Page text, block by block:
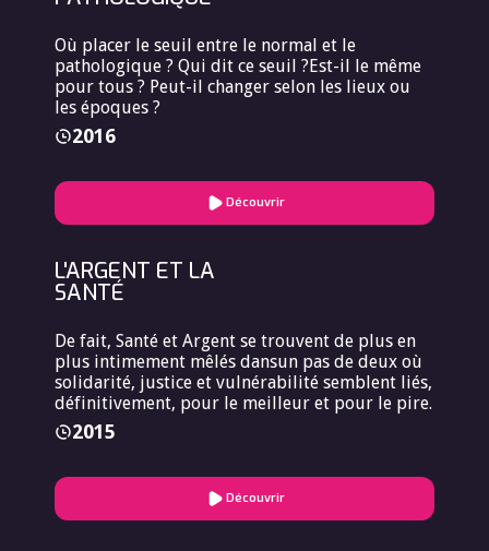
Où placer le seuil entre le normal et le
pathologique ? Qui dit ce seuil ?Est-il le même
pour tous ? Peut-il changer selon les lieux ou
les époques ?
2016
Découvrir
L'ARGENT ET LA
SANTÉ
De fait, Santé et Argent se trouvent de plus en
plus intimement mêlés dansun pas de deux où
solidarité, justice et vulnérabilité semblent liés,
définitivement, pour le meilleur et pour le pire.
2015
Découvrir